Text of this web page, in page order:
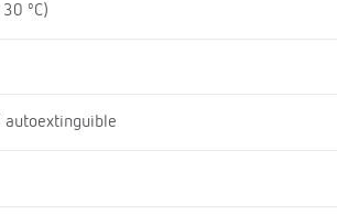
ºC)
autoextinguible